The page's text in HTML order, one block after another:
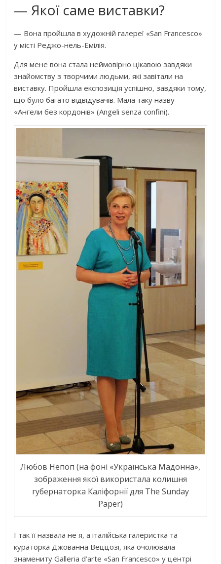
— Якої саме виставки?
— Вона пройшла в художній галереї «San Francesco»
у місті Реджо-нель-Емілія.
Для мене вона стала неймовірно цікавою завдяки
знайомству з творчими людьми, які завітали на
виставку. Пройшла експозиція успішно, завдяки тому,
що було багато відвідувачів. Мала таку назву —
«Ангели без кордонів» (Angeli senza confini).
Любов Непоп (на фоні «Українська Мадонна»,
зображення якої використала колишня
губернаторка Каліфорнії для The Sunday
Paper)
І так її назвала не я, а італійська галеристка та
кураторка Джованна Веццозі, яка очолювала
знамениту Galleria d’arte «San Francesco» у центрі